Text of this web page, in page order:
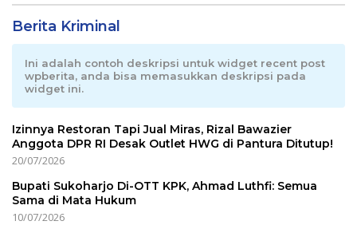
Berita Kriminal
Ini adalah contoh deskripsi untuk widget recent post
wpberita, anda bisa memasukkan deskripsi pada
widget ini.
Izinnya Restoran Tapi Jual Miras, Rizal Bawazier
Anggota DPR RI Desak Outlet HWG di Pantura Ditutup!
20/07/2026
Bupati Sukoharjo Di-OTT KPK, Ahmad Luthfi: Semua
Sama di Mata Hukum
10/07/2026